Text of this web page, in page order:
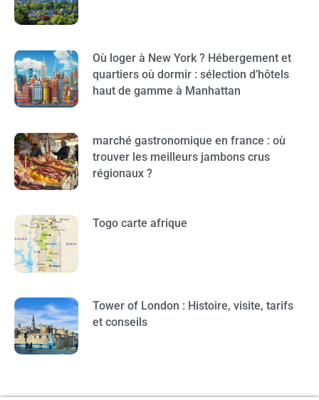
Où loger à New York ? Hébergement et
quartiers où dormir : sélection d’hôtels
haut de gamme à Manhattan
marché gastronomique en france : où
trouver les meilleurs jambons crus
régionaux ?
Togo carte afrique
Tower of London : Histoire, visite, tarifs
et conseils